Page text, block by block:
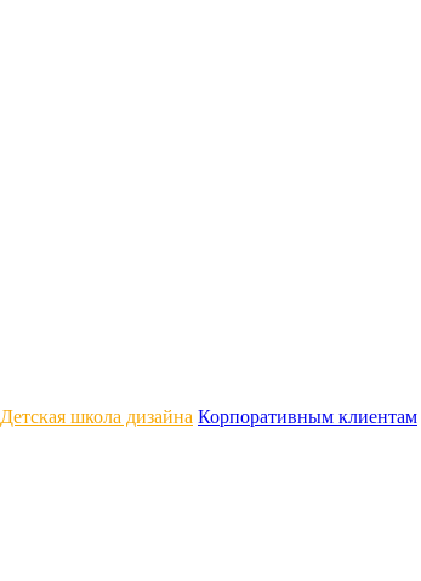
Детская школа дизайна Корпоративным клиентам